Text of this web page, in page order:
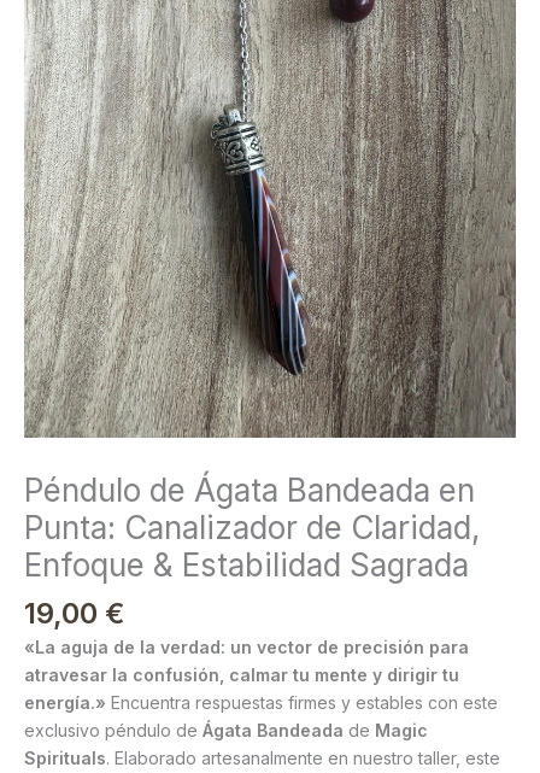
Péndulo de Ágata Bandeada en
Punta: Canalizador de Claridad,
Enfoque & Estabilidad Sagrada
19,00 €
«La aguja de la verdad: un vector de precisión para
atravesar la confusión, calmar tu mente y dirigir tu
energía.» Encuentra respuestas firmes y estables con este
exclusivo péndulo de Ágata Bandeada de Magic
Spirituals. Elaborado artesanalmente en nuestro taller, este
Claridad,
Enfoque
&
Estabilidad
Sagrada
cantidad